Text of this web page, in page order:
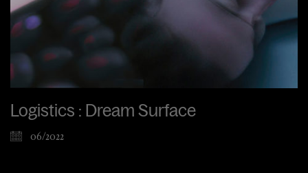
Logistics : Dream Surface
06/2022